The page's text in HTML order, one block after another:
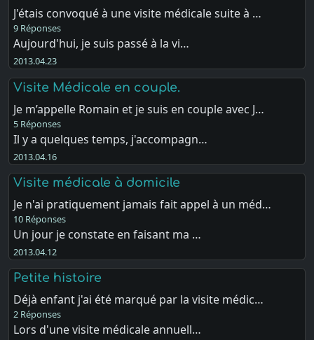
J'étais convoqué à une visite médicale suite à …
9 Réponses
Aujourd'hui, je suis passé à la vi…
2013.04.23
Visite Médicale en couple.
Je m’appelle Romain et je suis en couple avec J…
5 Réponses
Il y a quelques temps, j'accompagn…
2013.04.16
Visite médicale à domicile
Je n'ai pratiquement jamais fait appel à un méd…
10 Réponses
Un jour je constate en faisant ma …
2013.04.12
Petite histoire
Déjà enfant j'ai été marqué par la visite médic…
2 Réponses
Lors d'une visite médicale annuell…